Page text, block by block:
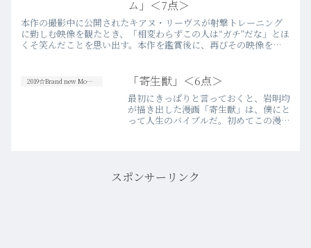
ム」＜7点＞
本作の撮影中に公開されたキアヌ・リーヴスが射撃トレーニング
に勤しむ映像を観たとき、「相変わらずこの人は“ガチ”だな」とほ
くそ笑んだことを思い出す。本作を鑑賞後に、再びその映像を
2019☆Brand new Movies 「寄生獣」＜6点＞
最初にきっぱりと言っておくと、岩明均
が描き出した漫画「寄生獣」は、僕にと
って人生のバイブルだ。初めてこの漫画
スポンサーリンク